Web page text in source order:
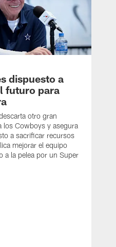
dispuesto a
futuro para
otro gran
los Cowboys y asegura
a sacrificar recursos
mejorar el equipo
a la pelea por un Super